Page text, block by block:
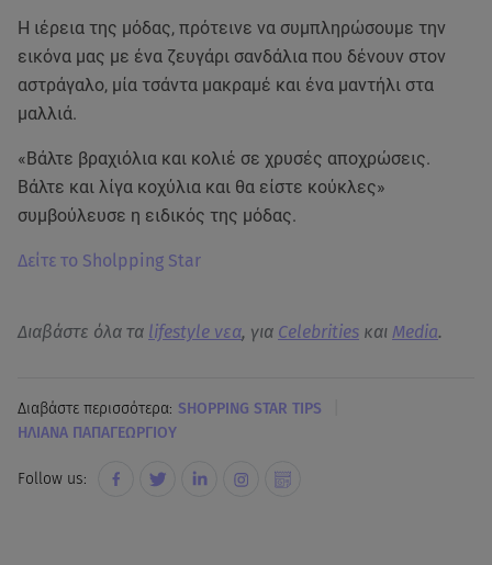
Η ιέρεια της μόδας, πρότεινε να συμπληρώσουμε την
εικόνα μας με ένα ζευγάρι σανδάλια που δένουν στον
αστράγαλο, μία τσάντα μακραμέ και ένα μαντήλι στα
μαλλιά.
«Βάλτε βραχιόλια και κολιέ σε χρυσές αποχρώσεις.
Βάλτε και λίγα κοχύλια και θα είστε κούκλες»
συμβούλευσε η ειδικός της μόδας.
Δείτε το Sholpping Star
Διαβάστε όλα τα lifestyle νεα, για Celebrities και Media.
Διαβάστε περισσότερα: SHOPPING STAR TIPS
ΗΛΙΑΝΑ ΠΑΠΑΓΕΩΡΓΙΟΥ
Follow us: